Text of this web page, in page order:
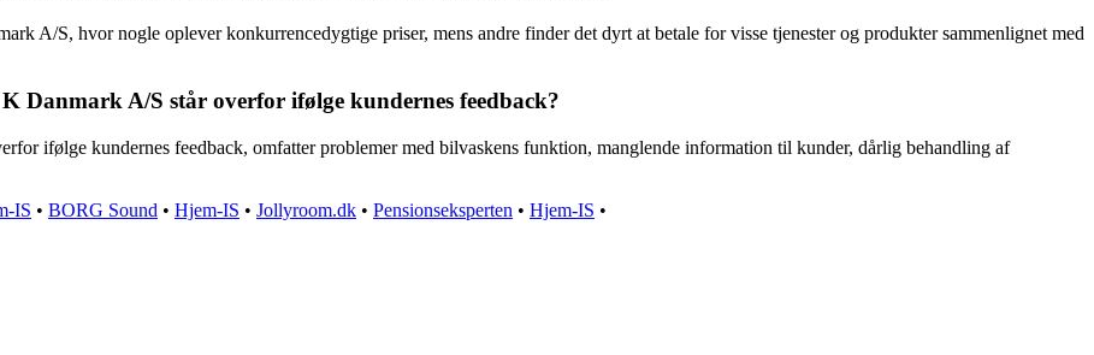
A/S, hvor nogle oplever konkurrencedygtige priser, mens andre finder det dyrt at betale for visse tjenester og produkter sammenlignet med
Danmark A/S står overfor ifølge kundernes feedback?
ifølge kundernes feedback, omfatter problemer med bilvaskens funktion, manglende information til kunder, dårlig behandling af
IS • BORG Sound • Hjem-IS • Jollyroom.dk • Pensionseksperten • Hjem-IS •